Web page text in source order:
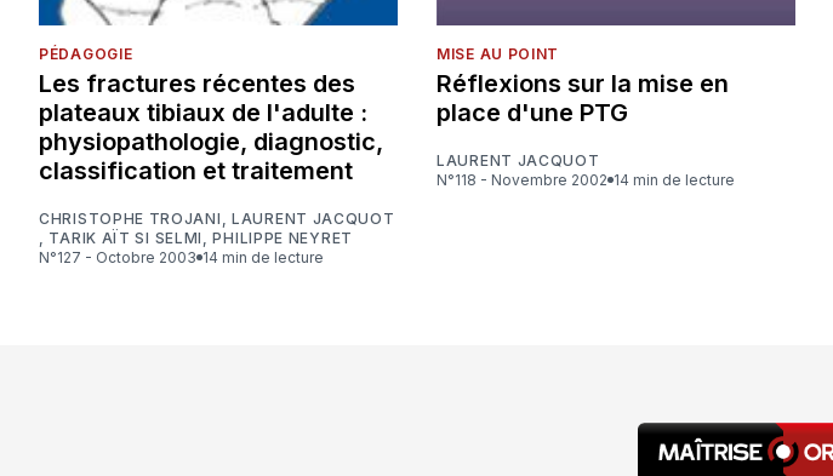
PÉDAGOGIE
Les fractures récentes des
plateaux tibiaux de l'adulte :
physiopathologie, diagnostic,
classification et traitement
CHRISTOPHE TROJANI ,LAURENT JACQUOT
TARIK AÏT SI SELMI ,PHILIPPE NEYRET
N°127 - Octobre 2003
14 min de lecture
MISE AU POINT
Réflexions sur la mise en
place d'une PTG
LAURENT JACQUOT
N°118 - Novembre 2002
14 min de lecture